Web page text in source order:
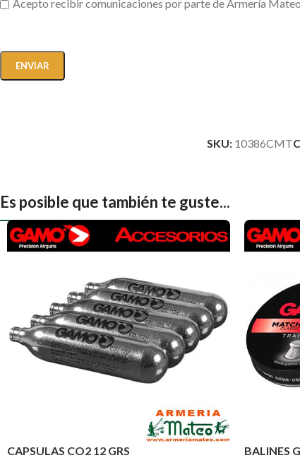
Acepto recibir comunicaciones por parte de Armería Mateo
SKU: 10386CMT
Es posible que también te guste...
CAPSULAS CO2 12 GRS BALINES